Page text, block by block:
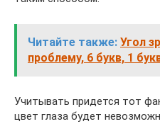
Читайте также: Угол
проблему, 6 букв, 1
Учитывать придется тот
цвет глаза будет